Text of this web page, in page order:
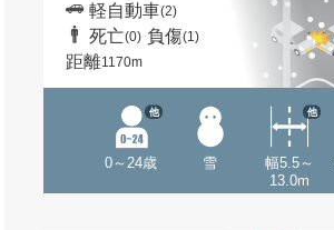
軽自動車(2)
死亡(0) 負傷(1)
距離1170m
0～24歳
他
雪
幅5.5～
13.0m
他